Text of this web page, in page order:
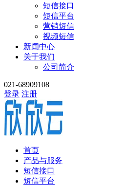
短信接口
短信平台
营销短信
视频短信
新闻中心
关于我们
公司简介
021-68909108
登录 注册
首页
产品与服务
短信接口
短信平台